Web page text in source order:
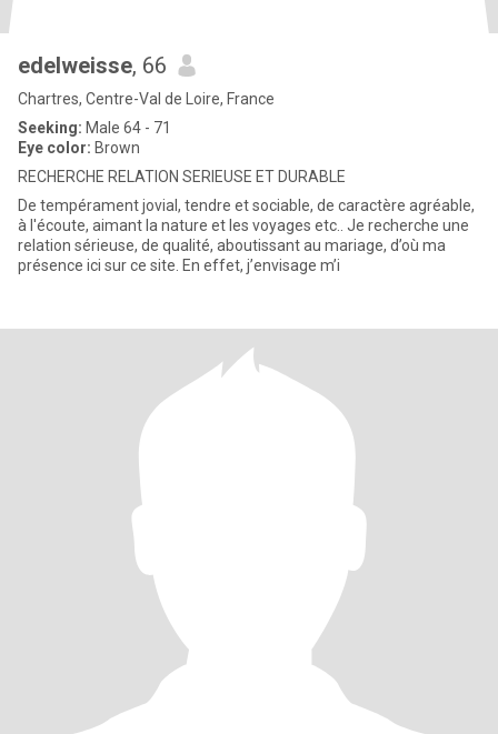
edelweisse, 66
Chartres, Centre-Val de Loire, France
Seeking: Male 64 - 71
Eye color: Brown
RECHERCHE RELATION SERIEUSE ET DURABLE
De tempérament jovial, tendre et sociable, de caractère agréable,
à l'écoute, aimant la nature et les voyages etc.. Je recherche une
relation sérieuse, de qualité, aboutissant au mariage, d’où ma
présence ici sur ce site. En effet, j’envisage m’i